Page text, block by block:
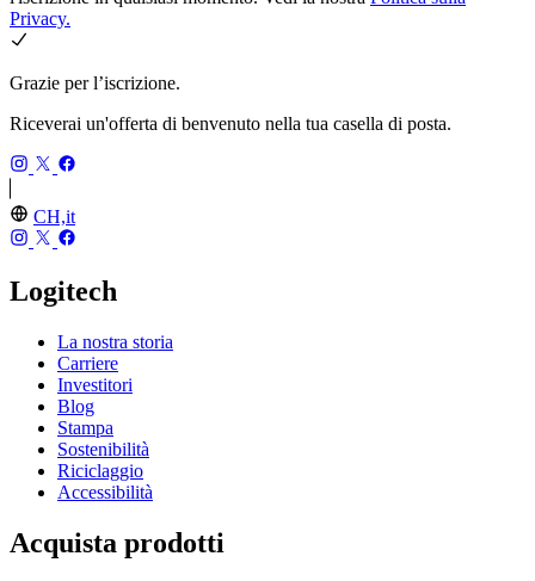
Privacy.
Grazie per l’iscrizione.
Riceverai un'offerta di benvenuto nella tua casella di posta.
CH,it
Logitech
La nostra storia
Carriere
Investitori
Blog
Stampa
Sostenibilità
Riciclaggio
Accessibilità
Acquista prodotti